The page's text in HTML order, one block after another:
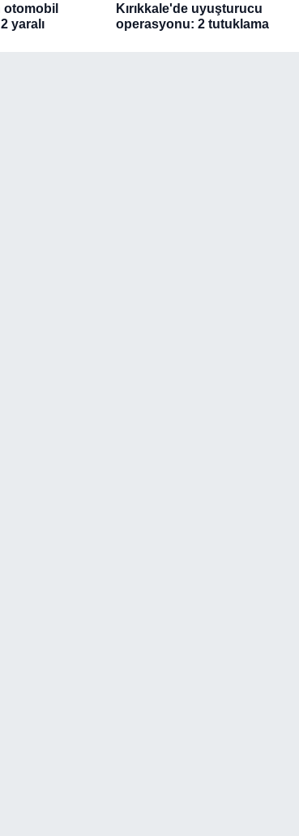
otomobil
yaralı
Kırıkkale'de uyuşturucu
operasyonu: 2 tutuklama